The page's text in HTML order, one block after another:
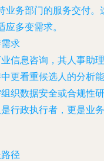
业务部门的服务交付。
多变需求。
求
信息咨询，其人事助理
更看重候选人的分析能
织数据安全或合规性研
行政执行者，更是业务
径